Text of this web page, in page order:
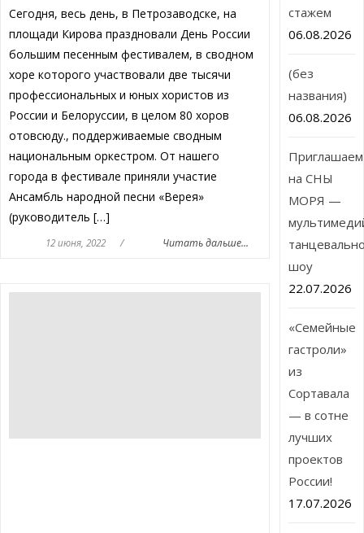
Сегодня, весь день, в Петрозаводске, на
площади Кирова праздновали День России
большим песенным фестивалем, в сводном
хоре которого участвовали две тысячи
профессиональных и юных хористов из
России и Белоруссии, в целом 80 хоров
отовсюду., поддерживаемые сводным
национальным оркестром. От нашего
города в фестивале приняли участие
Ансамбль народной песни «Верея»
(руководитель […]
12 июня, 2022 / Читать дальше...
стажем
06.08.2026
(без
названия)
06.08.2026
Приглашаем
на СНЫ
МОРЯ —
шоу
22.07.2026
«Семейные
гастроли»
из
Сортавала
— в сотне
лучших
проектов
России!
17.07.2026